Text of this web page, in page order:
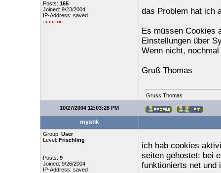
Posts: 165
Joined: 9/23/2004
IP-Address: saved
das Problem hat ich
Es müssen Cookies
Einstellungen über
Wenn nicht,
Gruß Thomas
Gruss Thomas
10/27/2004 12:03:28 PM
mystik
Group: User
Level: Frischling
Posts: 9
Joined: 9/26/2004
IP-Address: saved
ich hab cookies
seiten gehostet: bei
funktionierts net und